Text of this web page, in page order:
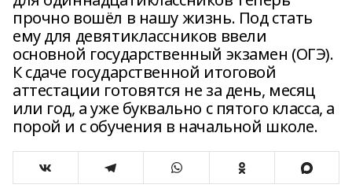
прочно вошёл в нашу жизнь. Под стать
ему для девятиклассников ввели
основной государственный экзамен (ОГЭ).
К сдаче государственной итоговой
аттестации готовятся не за день, месяц
или год, а уже буквально с пятого класса, а
порой и с обучения в начальной школе.